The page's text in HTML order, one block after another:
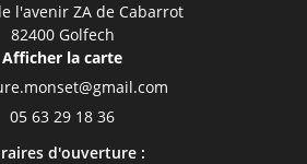
l'avenir ZA de Cabarrot
82400 Golfech
Afficher la carte
05 63 29 18 36
d'ouverture :